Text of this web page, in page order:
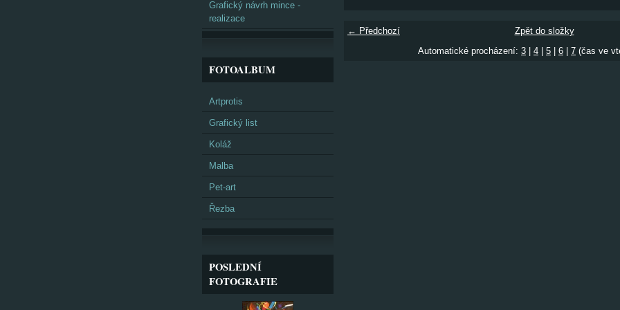
← Předchozí
Zpět do složky
Automatické procházení: 3 4 5 6 7 (čas ve
Grafický návrh mince -
realizace
FOTOALBUM
Artprotis
Grafický list
Koláž
Malba
Pet-art
Řezba
POSLEDNÍ
FOTOGRAFIE